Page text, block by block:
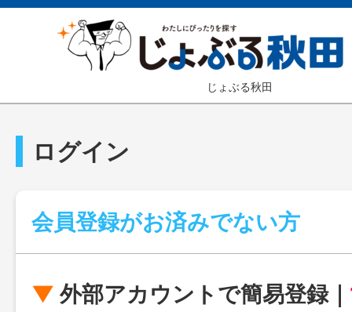
じょぶる秋田
ログイン
会員登録がお済みでない方
外部アカウントで簡易登録｜